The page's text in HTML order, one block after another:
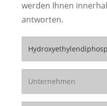
werden Ihnen
antworten.